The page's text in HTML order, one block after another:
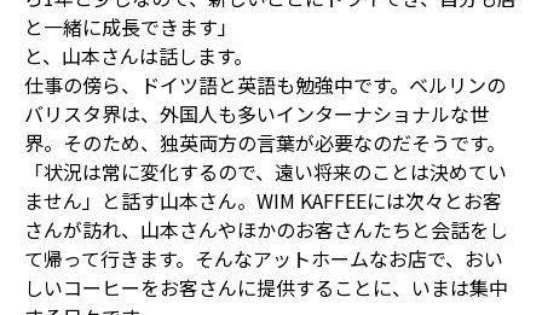
と一緒に成長できます」
と、山本さんは話します。
仕事の傍ら、ドイツ語と英語も勉強中です。ベルリンの
バリスタ界は、外国人も多いインターナショナルな世
界。そのため、独英両方の言葉が必要なのだそうです。
「状況は常に変化するので、遠い将来のことは決めてい
ません」と話す山本さん。WIM KAFFEEには次々とお客
さんが訪れ、山本さんやほかのお客さんたちと会話をし
て帰って行きます。そんなアットホームなお店で、おい
しいコーヒーをお客さんに提供することに、いまは集中